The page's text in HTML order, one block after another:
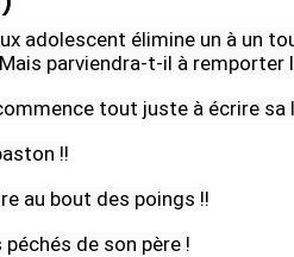
adolescent élimine un à un
parviendra-t-il à remporter
tout juste à écrire sa
!!
au bout des poings !!
de son père !